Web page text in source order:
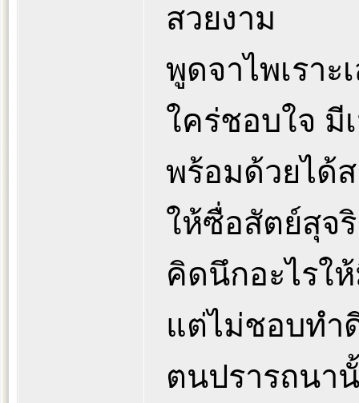
สวยงาม
พูดจาไพเรา
ใคร่ชอบใจ มี
พร้อมด้วยได้
ให้ซื่อสัตย์สุจ
คิดนึกอะไรใ
แต่ไม่ชอบทำ
ตนปรารถนา